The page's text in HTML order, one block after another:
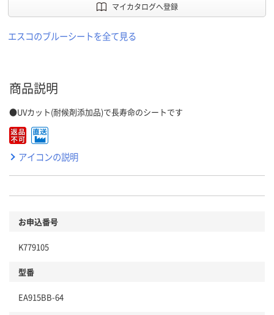
マイカタログへ登録
エスコのブルーシートを全て見る
商品説明
●UVカット(耐候剤添加品)で長寿命のシートです
アイコンの説明
お申込番号
K779105
型番
EA915BB-64